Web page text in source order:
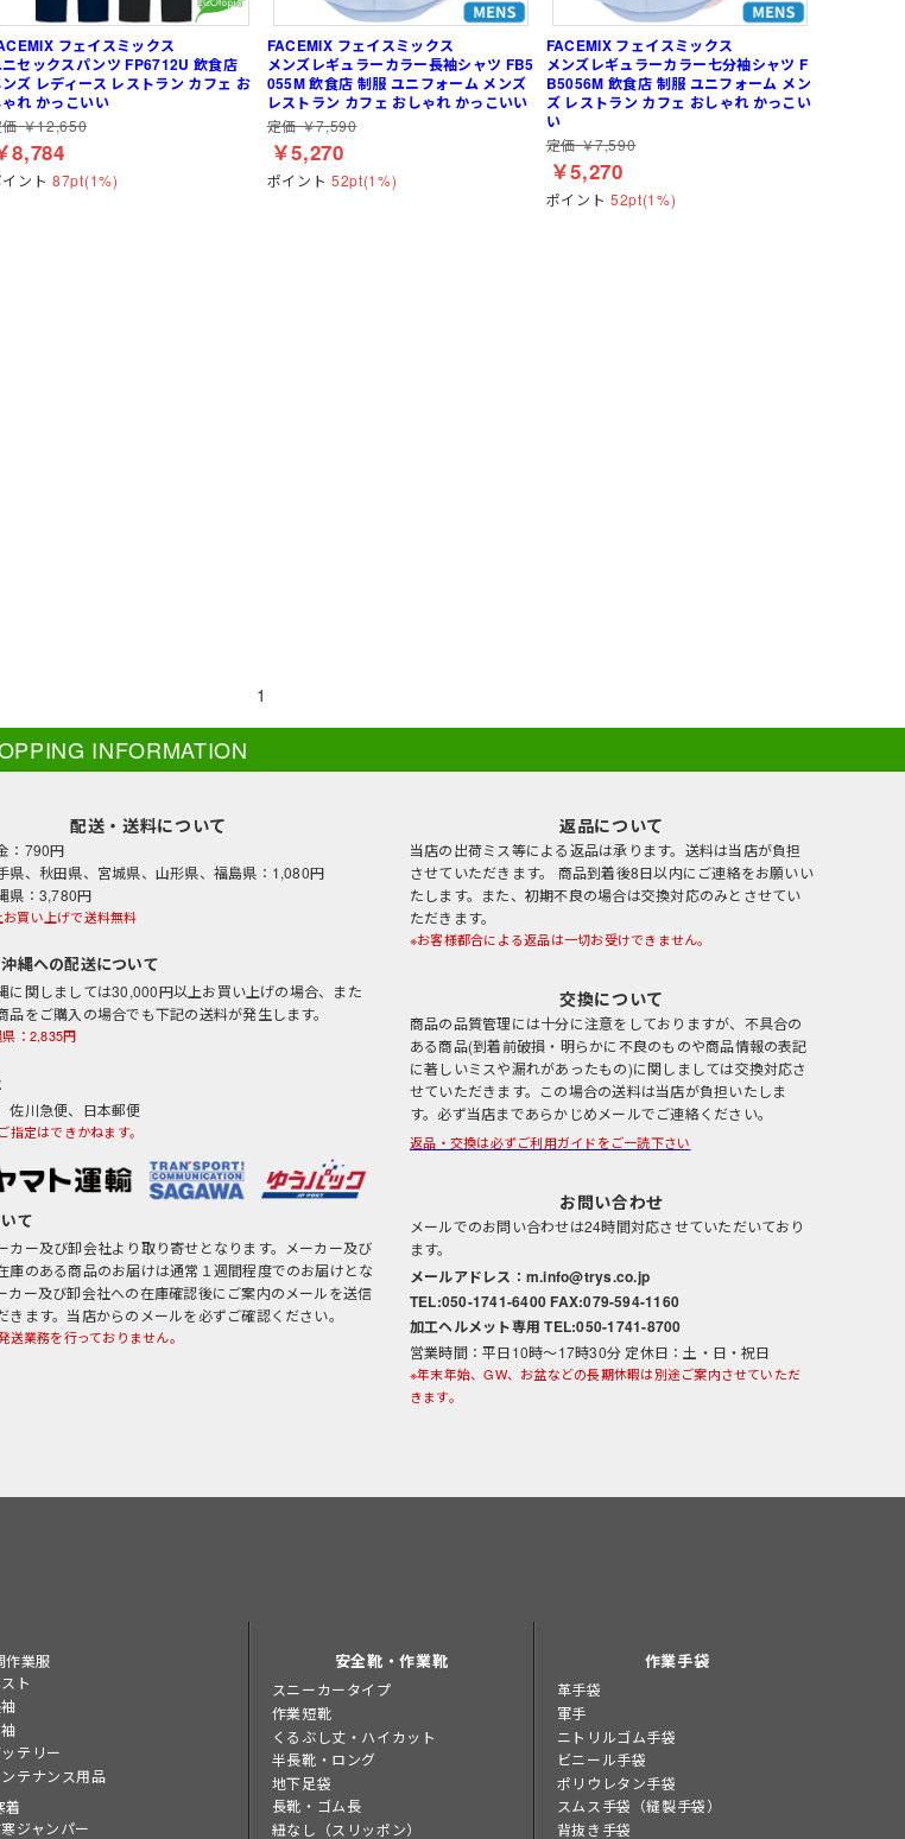
フェイスミックス
セックスパンツ FP6712U 飲食店
ンズ レディース レストラン カフェ お
ゃれ かっこいい
価 ￥12,650
8,784
ント 87pt(1%)
FACEMIX フェイスミックス
メンズレギュラーカラー長袖シャツ FB5
055M 飲食店 制服 ユニフォーム メンズ
レストラン カフェ おしゃれ かっこいい
定価 ￥7,590
￥5,270
ポイント 52pt(1%)
FACEMIX フェイスミックス
メンズレギュラーカラー七分袖シャツ F
B5056M 飲食店 制服 ユニフォーム メン
ズ レストラン カフェ おしゃれ かっこい
い
定価 ￥7,590
￥5,270
ポイント 52pt(1%)
1
INFORMATION
配送・送料について
：790円
県、秋田県、宮城県、山形県、福島県：1,080円
県：3,780円
買い上げで送料無料
縄への配送について
に関しましては30,000円以上お買い上げの場合、また
品をご購入の場合でも下記の送料が発生します。
：2,835円
佐川急便、日本郵便
指定はできかねます。
て
カー及び卸会社より取り寄せとなります。メーカー及び
庫のある商品のお届けは通常１週間程度でのお届けとな
カー及び卸会社への在庫確認後にご案内のメールを送信
きます。当店からのメールを必ずご確認ください。
送業務を行っておりません。
返品について
当店の出荷ミス等による返品は承ります。送料は当店が負担
させていただきます。 商品到着後8日以内にご連絡をお願いい
たします。また、初期不良の場合は交換対応のみとさせてい
ただきます。
※お客様都合による返品は一切お受けできません。
交換について
商品の品質管理には十分に注意をしておりますが、不具合の
ある商品(到着前破損・明らかに不良のものや商品情報の表記
に著しいミスや漏れがあったもの)に関しましては交換対応さ
せていただきます。この場合の送料は当店が負担いたしま
す。必ず当店まであらかじめメールでご連絡ください。
返品・交換は必ずご利用ガイドをご一読下さい
お問い合わせ
メールでのお問い合わせは24時間対応させていただいており
ます。
メールアドレス：m.info@trys.co.jp
TEL:050-1741-6400 FAX:079-594-1160
加工ヘルメット専用 TEL:050-1741-8700
営業時間：平日10時～17時30分 定休日：土・日・祝日
※年末年始、GW、お盆などの長期休暇は別途ご案内させていただ
きます。
作業服
ト
テリー
ンテナンス用品
着
ジャンパー
安全靴・作業靴
スニーカータイプ
作業短靴
くるぶし丈・ハイカット
半長靴・ロング
地下足袋
長靴・ゴム長
紐なし（スリッポン）
作業手袋
革手袋
軍手
ニトリルゴム手袋
ビニール手袋
ポリウレタン手袋
スムス手袋（縫製手袋）
背抜き手袋